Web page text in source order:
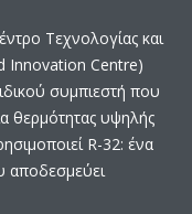
Τεχνολογίας και
Innovation Centre)
συμπιεστή που
θερμότητας υψηλής
R-32: ένα
αποδεσμεύει